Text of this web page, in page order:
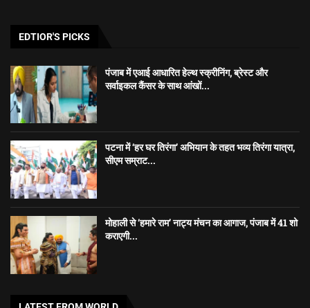
EDTIOR'S PICKS
पंजाब में एआई आधारित हेल्थ स्क्रीनिंग, ब्रेस्ट और
सर्वाइकल कैंसर के साथ आंखों...
पटना में ‘हर घर तिरंगा’ अभियान के तहत भव्य तिरंगा यात्रा,
सीएम सम्राट...
मोहाली से ‘हमारे राम’ नाट्य मंचन का आगाज, पंजाब में 41 शो
कराएगी...